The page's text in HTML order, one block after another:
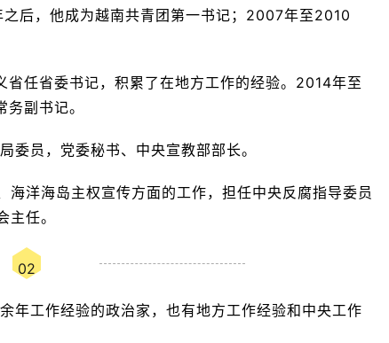
后，他成为越南共青团第一书记；2007年至2010
任省委书记，积累了在地方工作的经验。2014年至
副书记。
员，党委秘书、中央宣教部部长。
洋海岛主权宣传方面的工作，担任中央反腐指导委员
任。
02
年工作经验的政治家，也有地方工作经验和中央工作